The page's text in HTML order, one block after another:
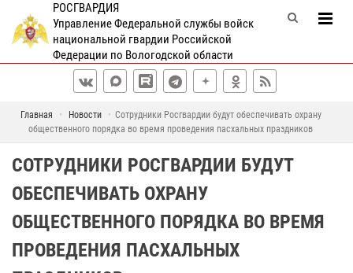
РОСГВАРДИЯ
Управление Федеральной службы войск
национальной гвардии Российской
Федерации по Вологодской области
Главная Новости
Сотрудники Росгвардии будут обеспечивать охрану
общественного порядка во время проведения пасхальных праздников
СОТРУДНИКИ РОСГВАРДИИ БУДУТ
ОБЕСПЕЧИВАТЬ ОХРАНУ
ОБЩЕСТВЕННОГО ПОРЯДКА ВО ВРЕМЯ
ПРОВЕДЕНИЯ ПАСХАЛЬНЫХ